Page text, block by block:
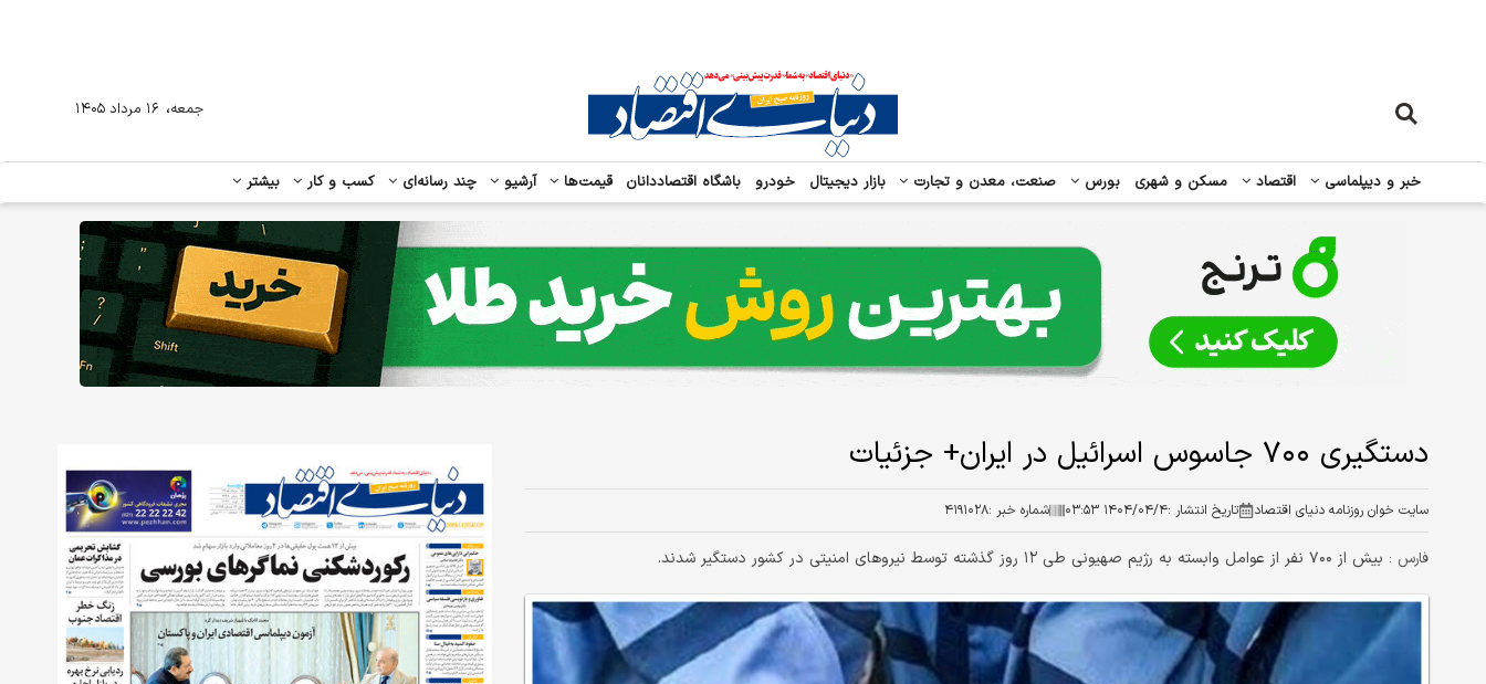
خبر و دیپلماسی اقتصاد مسکن و شهری بورس صنعت، معدن و تجارت بازار دیجیتال خودرو باشگاه اقتصاددانان قیمت‌ها آرشیو چند رسانه‌ای کسب و کار بیشتر
جمعه، ۱۶ مرداد ۱۴۰۵
دستگیری ۷۰۰ جاسوس اسرائیل در ایران+ جزئیات
سایت خوان روزنامه دنیای اقتصاد تاریخ انتشار :۱۴۰۴/۰۴/۴ ۰۳:۵۳ شماره خبر :۴۱۹۱۰۲۸
فارس : بیش از ۷۰۰ نفر از عوامل وابسته به رژیم صهیونی طی ۱۲ روز گذشته توسط نیروهای امنیتی در کشور دستگیر شدند.